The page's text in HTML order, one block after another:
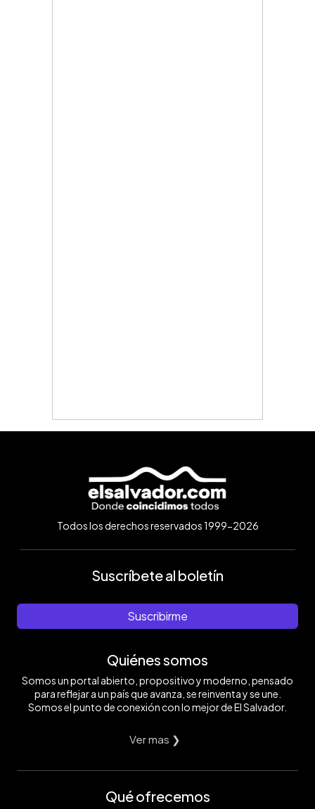
Todos los derechos reservados 1999-2026
Suscríbete al boletín
Suscribirme
Quiénes somos
Somos un portal abierto, propositivo y moderno, pensado
para reflejar a un país que avanza, se reinventa y se une.
Somos el punto de conexión con lo mejor de El Salvador.
Ver mas ❯
Qué ofrecemos